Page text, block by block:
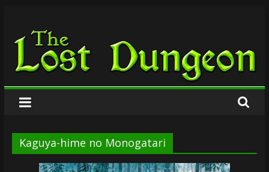
springen
The
Lost
Dungeon
Kaguya-hime no Monogatari